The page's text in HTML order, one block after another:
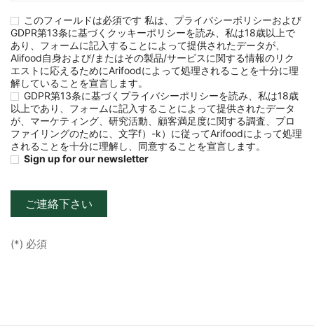
このフィールドは必須です 私は、プライバシーポリシーおよび
GDPR第13条に基づくクッキーポリシーを読み、私は18歳以上で
あり、フォームに記入することによって提供されたデータが、
Alifood自身および/またはその製品/サービスに関する情報のリク
エストに応えるためにArifoodによって処理されることを十分に理
解していることを宣言します。
GDPR第13条に基づくプライバシーポリシーを読み、私は18歳
以上であり、フォームに記入することによって提供されたデータ
が、マーケティング、研究活動、顧客満足度に関する調査、プロ
ファイリングのために、文字f）-k）に従ってArifoodによって処理
されることを十分に理解し、同意することを宣言します。
Sign up for our newsletter
(*) 必須